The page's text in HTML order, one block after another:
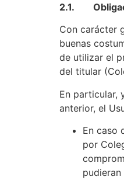
2.1.
Con carácter
buenas
de utilizar el
del titular
En particular,
anterior, el
En caso
por